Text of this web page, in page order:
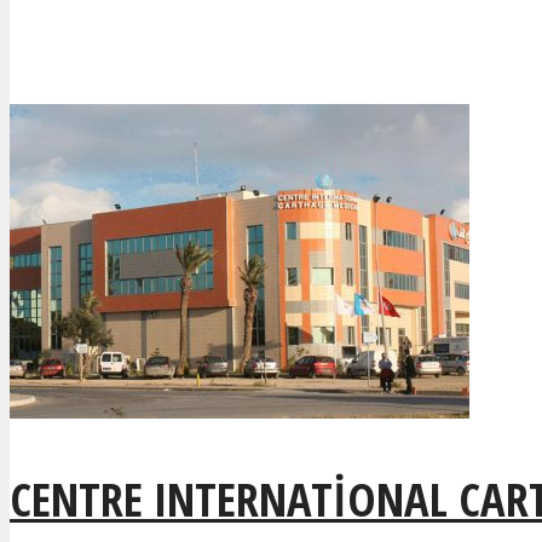
CENTRE INTERNATIONAL